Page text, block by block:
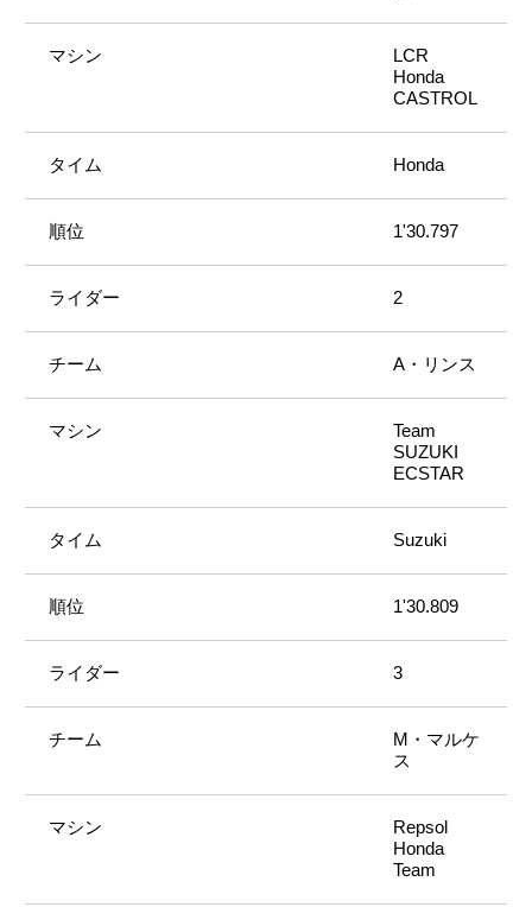
LCR
Honda
CASTROL
Honda
1'30.797
2
A・リンス
Team
SUZUKI
ECSTAR
Suzuki
1'30.809
3
M・マルケ
ス
Repsol
Honda
Team